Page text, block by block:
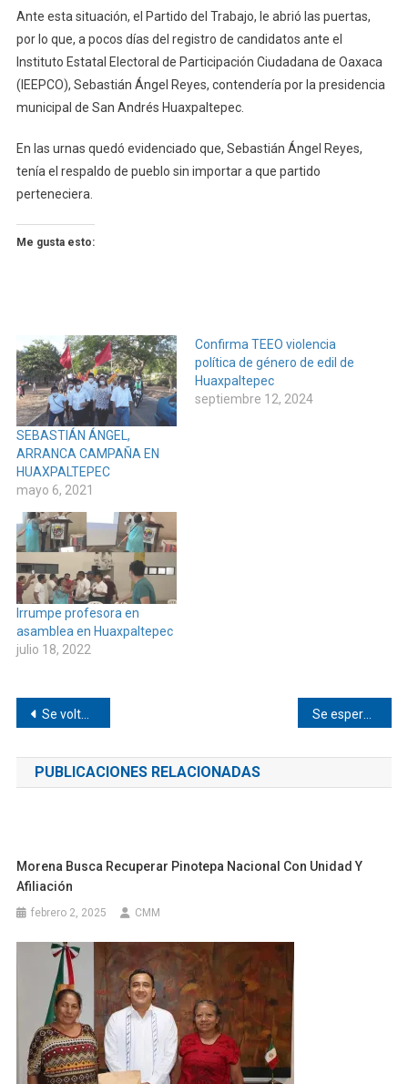
Ante esta situación, el Partido del Trabajo, le abrió las puertas,
por lo que, a pocos días del registro de candidatos ante el
Instituto Estatal Electoral de Participación Ciudadana de Oaxaca
(IEEPCO), Sebastián Ángel Reyes, contendería por la presidencia
municipal de San Andrés Huaxpaltepec.
En las urnas quedó evidenciado que, Sebastián Ángel Reyes,
tenía el respaldo de pueblo sin importar a que partido
perteneciera.
Me gusta esto:
SEBASTIÁN ÁNGEL,
ARRANCA CAMPAÑA EN
HUAXPALTEPEC
mayo 6, 2021
Confirma TEEO violencia
política de género de edil de
Huaxpaltepec
septiembre 12, 2024
Irrumpe profesora en
asamblea en Huaxpaltepec
julio 18, 2022
Navegación
de
entradas
Se voltea Turistar que venía a Pinotepa
PUBLICACIONES RELACIONADAS
Morena Busca Recuperar Pinotepa Nacional Con Unidad Y
Afiliación
febrero 2, 2025 CMM